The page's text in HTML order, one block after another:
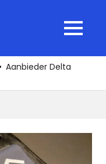
MENU
Aanbieder Delta